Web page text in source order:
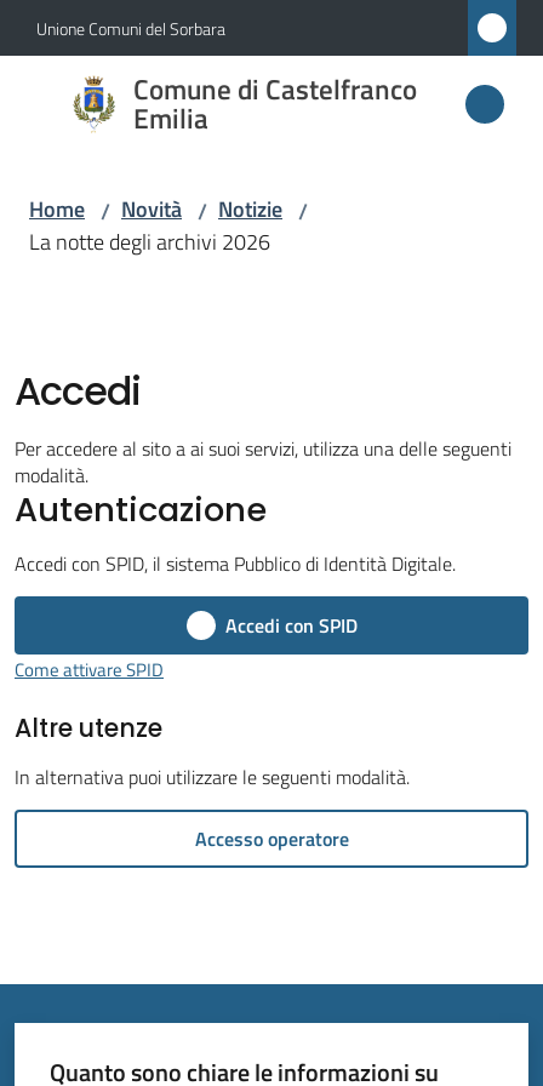
Vai al contenuto
Vai alla navigazione
Vai al footer
Unione Comuni del Sorbara
Comune di Castelfranco
Emilia
Comune di
Castelfranco
Amministrazione
Servizi
Vivere
Castelfranco
gli
Seguici
Home / Novità / Notizie /
La notte degli archivi 2026
Accedi
Per accedere al sito a ai suoi servizi, utilizza una delle seguenti
modalità.
Autenticazione
Accedi con SPID, il sistema Pubblico di Identità Digitale.
Accedi con SPID
Come attivare SPID
Altre utenze
In alternativa puoi utilizzare le seguenti modalità.
Accesso operatore
Quanto sono chiare le informazioni su